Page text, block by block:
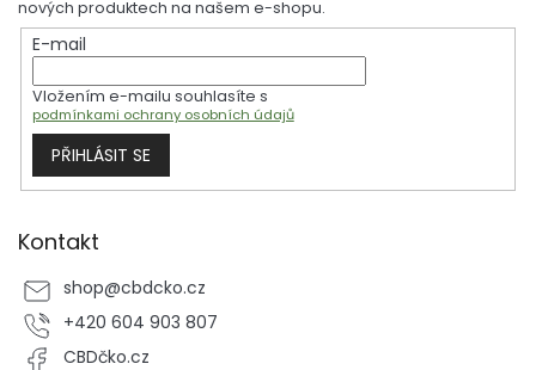
nových produktech na našem e-shopu.
E-mail
Vložením e-mailu souhlasíte s
podmínkami ochrany osobních údajů
PŘIHLÁSIT SE
Kontakt
shop@cbdcko.cz
+420 604 903 807
CBDčko.cz